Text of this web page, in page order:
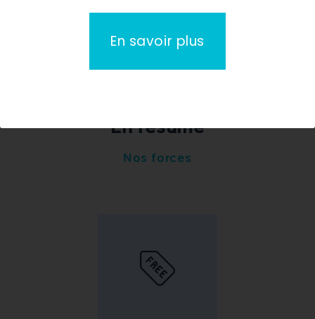
En savoir plus
En résumé
Nos forces